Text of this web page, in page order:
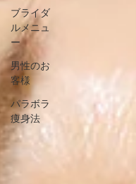
ブライダ
ルメニュ
ー
男性のお
客様
パラボラ
痩身法